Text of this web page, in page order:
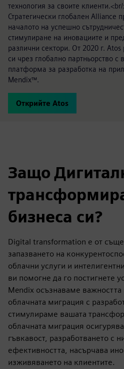
технология за своите
Стратегически глобален Alliance
началото на успешно
стимулиране на иновациите и
различни сектори. От 2020 г.
си чрез глобално партньорство с
платформа за разработка на
Mendix™.
Открийте Atos
Защо
бизнеса си?
Digital transformation е от
запазването на
облачни услуги и
ви помогне да го постигнете
Mendix осъзнаваме важността
облачната миграция с
стимулираме вашата
облачната миграция
гъвкавост, разработването с
ефективността, насърчава
изживяването на клиентите.